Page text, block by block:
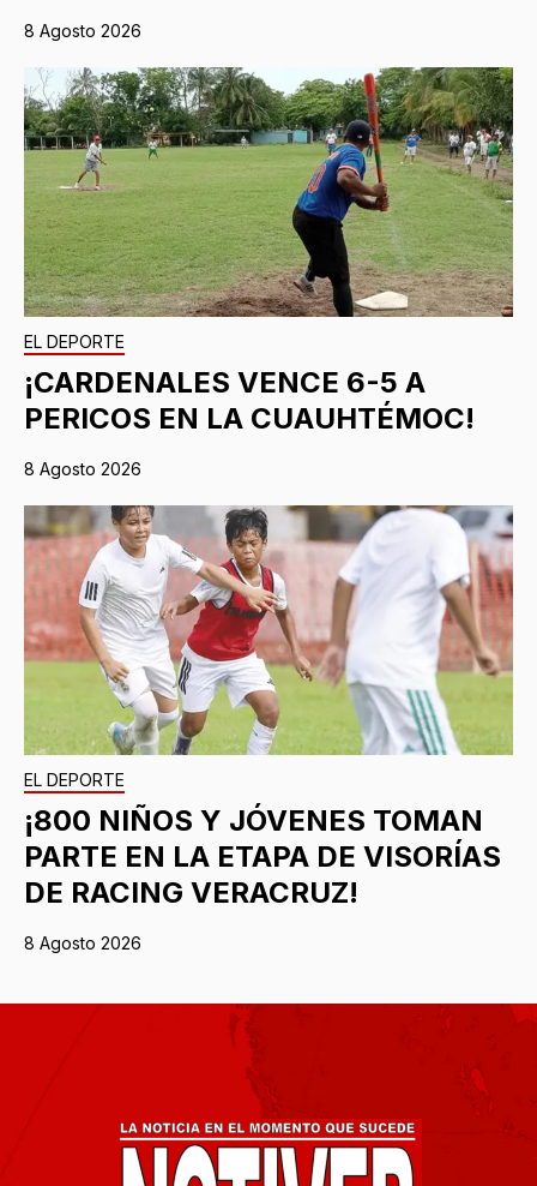
8 Agosto 2026
EL DEPORTE
¡CARDENALES VENCE 6-5 A
PERICOS EN LA CUAUHTÉMOC!
8 Agosto 2026
EL DEPORTE
¡800 NIÑOS Y JÓVENES TOMAN
PARTE EN LA ETAPA DE VISORÍAS
DE RACING VERACRUZ!
8 Agosto 2026